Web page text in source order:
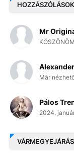
HOZZÁSZÓLÁSOK
Mr
Már
Pálos
2024.
VÁRMEGYEJÁRÁS